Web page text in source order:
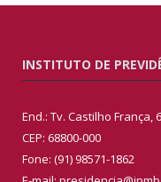
INSTITUTO DE
End.: Tv. Castilho França,
CEP: 68800-000
Fone: (91) 98571-1862